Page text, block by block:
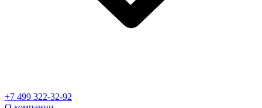
+7 499 322-32-92